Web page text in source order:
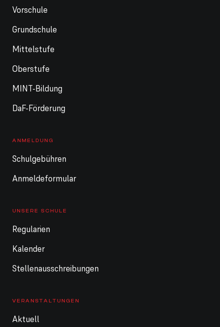
Vorschule
Grundschule
Mittelstufe
Oberstufe
MINT-Bildung
DaF-Förderung
ANMELDUNG
Schulgebühren
Anmeldeformular
UNSERE SCHULE
Regularien
Kalender
Stellenausschreibungen
VERANSTALTUNGEN
Aktuell